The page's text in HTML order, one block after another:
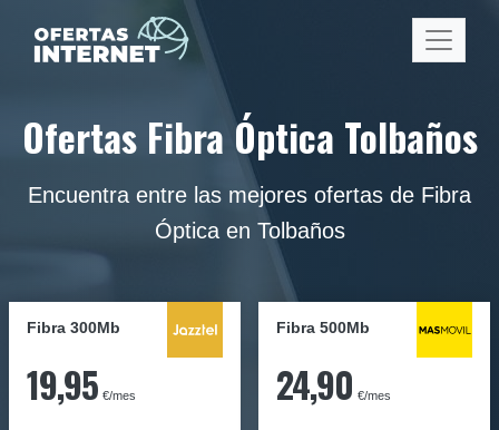
Ofertas Fibra Óptica Tolbaños
Encuentra entre las mejores ofertas de Fibra
Óptica en Tolbaños
Fibra 300Mb
19,95 €/mes
Fibra 500Mb
24,90 €/mes